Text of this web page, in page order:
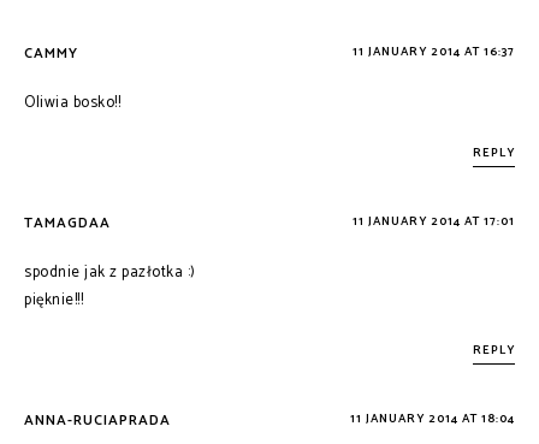
CAMMY 11 JANUARY 2014 AT 16:37
Oliwia bosko!!
REPLY
TAMAGDAA 11 JANUARY 2014 AT 17:01
spodnie jak z pazłotka :)
pięknie!!!
REPLY
ANNA-RUCIAPRADA 11 JANUARY 2014 AT 18:04